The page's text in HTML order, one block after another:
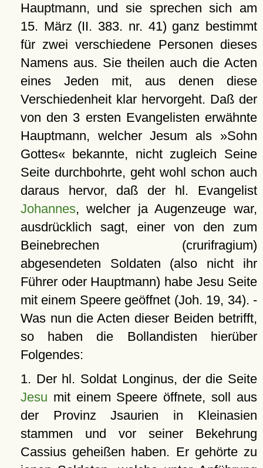
Hauptmann, und sie sprechen sich am
15. März (II. 383. nr. 41) ganz bestimmt
für zwei verschiedene Personen dieses
Namens aus. Sie theilen auch die Acten
eines Jeden mit, aus denen diese
Verschiedenheit klar hervorgeht. Daß der
von den 3 ersten Evangelisten erwähnte
Hauptmann, welcher Jesum als »Sohn
Gottes« bekannte, nicht zugleich Seine
Seite durchbohrte, geht wohl schon auch
daraus hervor, daß der hl. Evangelist
Johannes, welcher ja Augenzeuge war,
ausdrücklich sagt, einer von den zum
Beinebrechen (crurifragium)
abgesendeten Soldaten (also nicht ihr
Führer oder Hauptmann) habe Jesu Seite
mit einem Speere geöffnet (Joh. 19, 34). -
Was nun die Acten dieser Beiden betrifft,
so haben die Bollandisten hierüber
Folgendes:
1. Der hl. Soldat Longinus, der die Seite
Jesu mit einem Speere öffnete, soll aus
der Provinz Jsaurien in Kleinasien
stammen und vor seiner Bekehrung
Cassius geheißen haben. Er gehörte zu